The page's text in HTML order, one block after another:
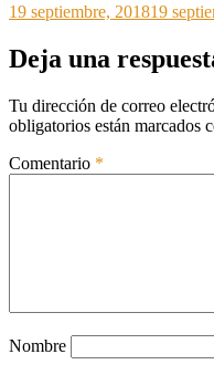
Publicado
19 septiembre, 201819
Deja una
Tu dirección de correo
obligatorios están marcados
Comentario *
Nombre